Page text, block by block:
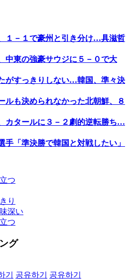
１－１で豪州と引き分け…具滋哲
中東の強豪サウジに５－０で大
がすっきりしない…韓国、準々決
ルも決められなかった北朝鮮、８
カタールに３－２劇的逆転勝ち…
手「準決勝で韓国と対戦したい」
つ
り
深い
つ
グ
기 공유하기
공유하기